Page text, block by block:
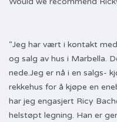
“Jeg har vært i kontakt
og salg av hus i Marbella.
nede.Jeg er nå i en salgs-
rekkehus for å kjøpe en
har jeg engasjert Ricy
helstøpt legning. Han er